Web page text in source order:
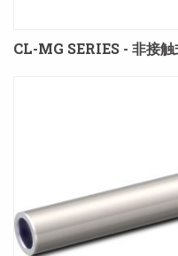
CL-MG SERIES - 非接